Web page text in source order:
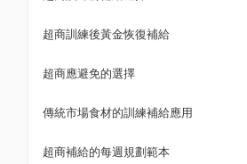
超商訓練後黃金恢復補給
超商應避免的選擇
傳統市場食材的訓練補給應用
超商補給的每週規劃範本